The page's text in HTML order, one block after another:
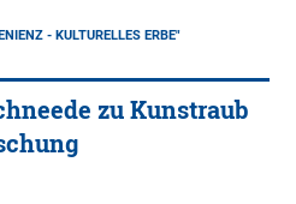
- KULTURELLES ERBE"
zu Kunstraub